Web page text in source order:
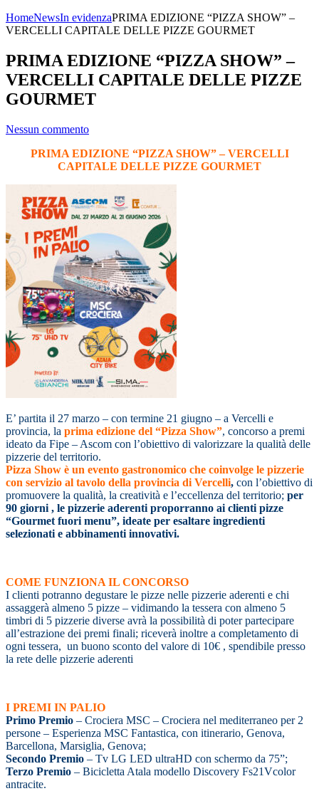
HomeNewsIn evidenzaPRIMA EDIZIONE “PIZZA SHOW” –
VERCELLI CAPITALE DELLE PIZZE GOURMET
PRIMA EDIZIONE “PIZZA SHOW” –
VERCELLI CAPITALE DELLE PIZZE
GOURMET
Nessun commento
PRIMA EDIZIONE “PIZZA SHOW” – VERCELLI
CAPITALE DELLE PIZZE GOURMET
E’ partita il 27 marzo – con termine 21 giugno – a Vercelli e
provincia, la prima edizione del “Pizza Show”, concorso a premi
ideato da Fipe – Ascom con l’obiettivo di valorizzare la qualità delle
pizzerie del territorio.
Pizza Show è un evento gastronomico che coinvolge le pizzerie
con servizio al tavolo della provincia di Vercelli, con l’obiettivo di
promuovere la qualità, la creatività e l’eccellenza del territorio; per
90 giorni , le pizzerie aderenti proporranno ai clienti pizze
“Gourmet fuori menu”, ideate per esaltare ingredienti
selezionati e abbinamenti innovativi.
COME FUNZIONA IL CONCORSO
I clienti potranno degustare le pizze nelle pizzerie aderenti e chi
assaggerà almeno 5 pizze – vidimando la tessera con almeno 5
timbri di 5 pizzerie diverse avrà la possibilità di poter partecipare
all’estrazione dei premi finali; riceverà inoltre a completamento di
ogni tessera, un buono sconto del valore di 10€ , spendibile presso
la rete delle pizzerie aderenti
I PREMI IN PALIO
Primo Premio – Crociera MSC – Crociera nel mediterraneo per 2
persone – Esperienza MSC Fantastica, con itinerario, Genova,
Barcellona, Marsiglia, Genova;
Secondo Premio – Tv LG LED ultraHD con schermo da 75”;
Terzo Premio – Bicicletta Atala modello Discovery Fs21Vcolor
antracite.